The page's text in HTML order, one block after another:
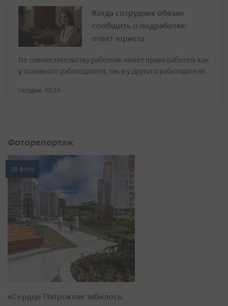
Когда сотрудник обязан
сообщить о подработке:
ответ юриста
По совместительству работник имеет право работать как
у основного работодателя, так и у другого работодателя
сегодня, 00:26
Фоторепортаж
20 фото
«Сердце Патрокла» забилось: